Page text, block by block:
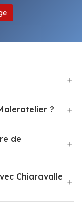
?
de
Chiaravalle